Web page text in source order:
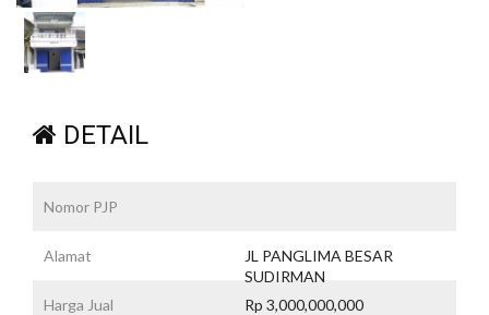
DETAIL
Nomor PJP
Alamat
JL PANGLIMA BESAR
SUDIRMAN
Harga Jual
Rp 3,000,000,000